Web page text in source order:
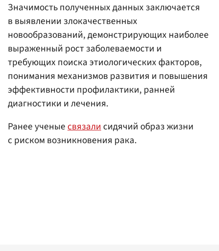
Значимость полученных данных заключается
в выявлении злокачественных
новообразований, демонстрирующих наиболее
выраженный рост заболеваемости и
требующих поиска этиологических факторов,
понимания механизмов развития и повышения
эффективности профилактики, ранней
диагностики и лечения.
Ранее ученыесвязалисидячий образ жизни
с риском возникновения рака.